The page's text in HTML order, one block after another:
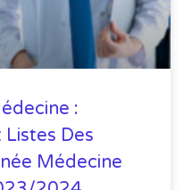
:
Des
Médecine